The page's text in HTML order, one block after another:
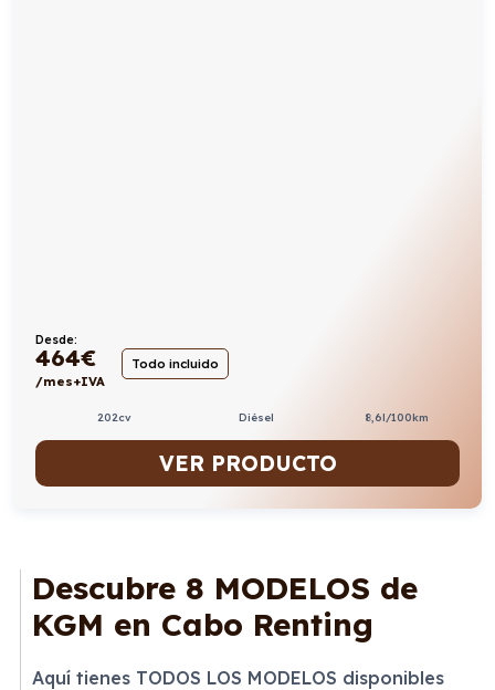
Desde:
464€
/mes+IVA
Todo incluido
202cv Diésel 8,6l/100km
VER PRODUCTO
Descubre 8 MODELOS de
KGM en Cabo Renting
Aquí tienes TODOS LOS MODELOS disponibles